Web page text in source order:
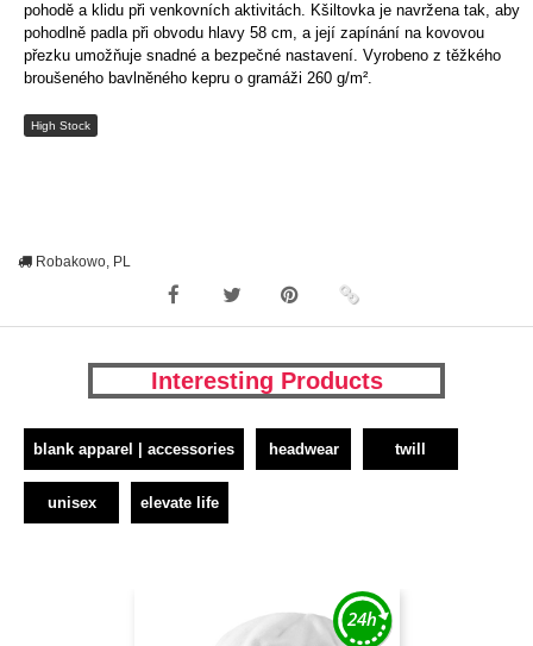
pohodě a klidu při venkovních aktivitách. Kšiltovka je navržena tak, aby
pohodlně padla při obvodu hlavy 58 cm, a její zapínání na kovovou
přezku umožňuje snadné a bezpečné nastavení. Vyrobeno z těžkého
broušeného bavlněného kepru o gramáži 260 g/m².
High Stock
Robakowo, PL
Interesting Products
blank apparel | accessories headwear twill
unisex elevate life